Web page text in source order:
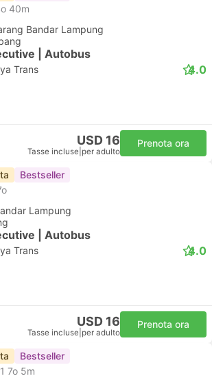
40m
Bandar Lampung
| Autobus
Trans 4.0
USD 16
Tasse incluse per adulto
Prenota ora
Bestseller
Lampung
| Autobus
Trans 4.0
USD 16
Tasse incluse per adulto
Prenota ora
Bestseller
7o 5m